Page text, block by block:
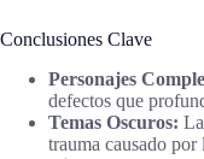
Conclusiones Clave
Personajes
defectos que
Temas Oscuros:
trauma causado por